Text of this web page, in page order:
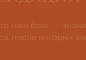
наш блог —
после которых